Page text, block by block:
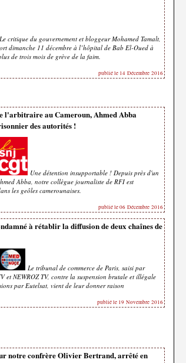
Le critique du gouvernement et bloggeur Mohamed Tamalt,
dimanche 11 décembre à l’hôpital de Bab El-Oued à
de trois mois de grève de la faim.
publié le 14 Décembre 2016
l'arbitraire au Cameroun, Ahmed Abba
des autorités !
Une détention insupportable ! Depuis près d'un
Abba, notre collègue journaliste de RFI est
les geôles camerounaises.
publié le 06 Décembre 2016
à rétablir la diffusion de deux chaînes de
Le tribunal de commerce de Paris, saisi par
et NEWROZ TV, contre la suspension brutale et illégale
par Eutelsat, vient de leur donner raison
publié le 19 Novembre 2016
notre confrère Olivier Bertrand, arrêté en